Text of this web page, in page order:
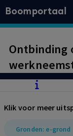
Boomportaal
Ontbinding
patroon
geven aan
Klik voor meer
Gronden: e-grond